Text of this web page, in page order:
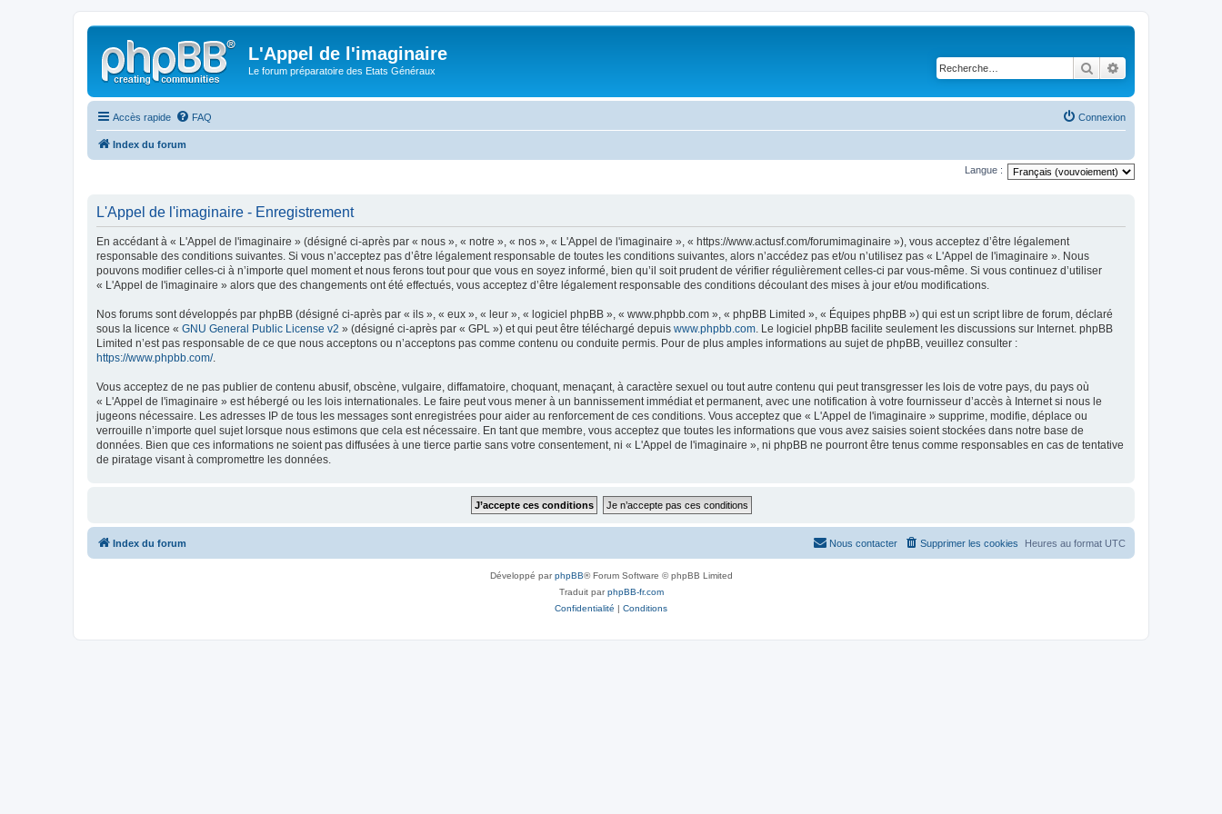
L'Appel de l'imaginaire
Le forum préparatoire des Etats Généraux Rechercher
Accès rapide FAQ Connexion
Index du forum
Langue :
L'Appel de l'imaginaire - Enregistrement
En accédant à « L'Appel de l'imaginaire » (désigné ci-après par « nous », « notre », « nos », « L'Appel de l'imaginaire », « https://www.actusf.com/forumimaginaire »), vous acceptez d’être légalement
responsable des conditions suivantes. Si vous n’acceptez pas d’être légalement responsable de toutes les conditions suivantes, alors n’accédez pas et/ou n’utilisez pas « L'Appel de l'imaginaire ». Nous
pouvons modifier celles-ci à n’importe quel moment et nous ferons tout pour que vous en soyez informé, bien qu’il soit prudent de vérifier régulièrement celles-ci par vous-même. Si vous continuez d’utiliser
« L'Appel de l'imaginaire » alors que des changements ont été effectués, vous acceptez d’être légalement responsable des conditions découlant des mises à jour et/ou modifications.
Nos forums sont développés par phpBB (désigné ci-après par « ils », « eux », « leur », « logiciel phpBB », « www.phpbb.com », « phpBB Limited », « Équipes phpBB ») qui est un script libre de forum, déclaré
sous la licence « GNU General Public License v2 » (désigné ci-après par « GPL ») et qui peut être téléchargé depuis www.phpbb.com. Le logiciel phpBB facilite seulement les discussions sur Internet. phpBB
Limited n’est pas responsable de ce que nous acceptons ou n’acceptons pas comme contenu ou conduite permis. Pour de plus amples informations au sujet de phpBB, veuillez consulter :
https://www.phpbb.com/.
Vous acceptez de ne pas publier de contenu abusif, obscène, vulgaire, diffamatoire, choquant, menaçant, à caractère sexuel ou tout autre contenu qui peut transgresser les lois de votre pays, du pays où
« L'Appel de l'imaginaire » est hébergé ou les lois internationales. Le faire peut vous mener à un bannissement immédiat et permanent, avec une notification à votre fournisseur d’accès à Internet si nous le
jugeons nécessaire. Les adresses IP de tous les messages sont enregistrées pour aider au renforcement de ces conditions. Vous acceptez que « L'Appel de l'imaginaire » supprime, modifie, déplace ou
verrouille n’importe quel sujet lorsque nous estimons que cela est nécessaire. En tant que membre, vous acceptez que toutes les informations que vous avez saisies soient stockées dans notre base de
données. Bien que ces informations ne soient pas diffusées à une tierce partie sans votre consentement, ni « L'Appel de l'imaginaire », ni phpBB ne pourront être tenus comme responsables en cas de tentative
de piratage visant à compromettre les données.
Index du forum Heures au format UTC
Supprimer les cookies
Nous contacter
Développé parphpBB® Forum Software © phpBB Limited
Traduit parphpBB-fr.com
Confidentialité | Conditions